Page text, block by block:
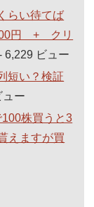
らい待てば
円 + クリ
6,229 ビュー
短い？検証
ュー
株買うと3
えますが買